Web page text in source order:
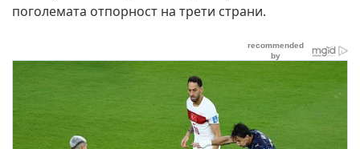
поголемата отпорност на трети страни.